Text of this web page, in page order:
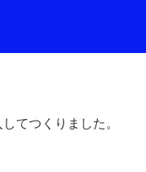
てつくりました。